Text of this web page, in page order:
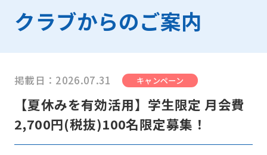
クラブからのご案内
掲載日：2026.07.31 キャンペーン
【夏休みを有効活用】学生限定 月会費
2,700円(税抜)100名限定募集！